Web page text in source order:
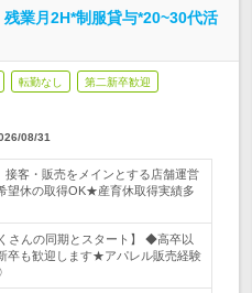
業月2H*制服貸与*20~30代活
転勤なし 第二新卒歓迎
08/31
接客・販売をメインとする店舗運営
望休の取得OK★産育休取得実績多
さんの同期とスタート】 ◆高卒以
卒も歓迎します★アパレル販売経験